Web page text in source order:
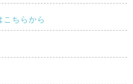
こちらから